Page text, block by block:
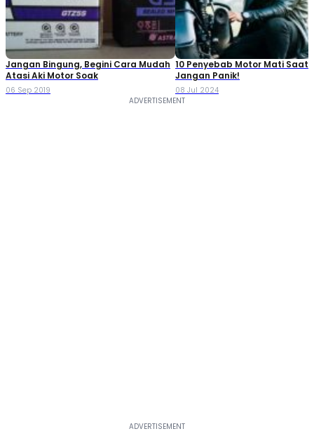
Jangan Bingung, Begini Cara Mudah
Atasi Aki Motor Soak
06 Sep 2019
10 Penyebab Motor Mati Saat
Jangan Panik!
08 Jul 2024